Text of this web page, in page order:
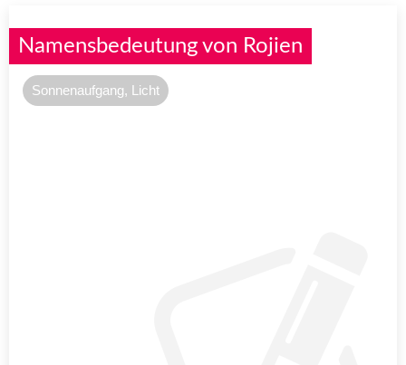
Namensbedeutung von Rojien
Sonnenaufgang, Licht